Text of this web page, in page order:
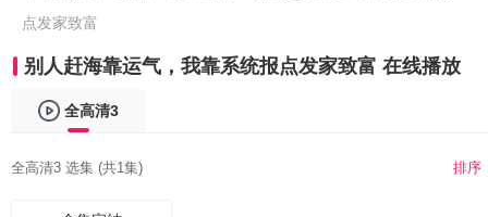
点发家致富
别人赶海靠运气，我靠系统报点发家致富 在线播放
全高清3
全高清3 选集 (共1集) 排序